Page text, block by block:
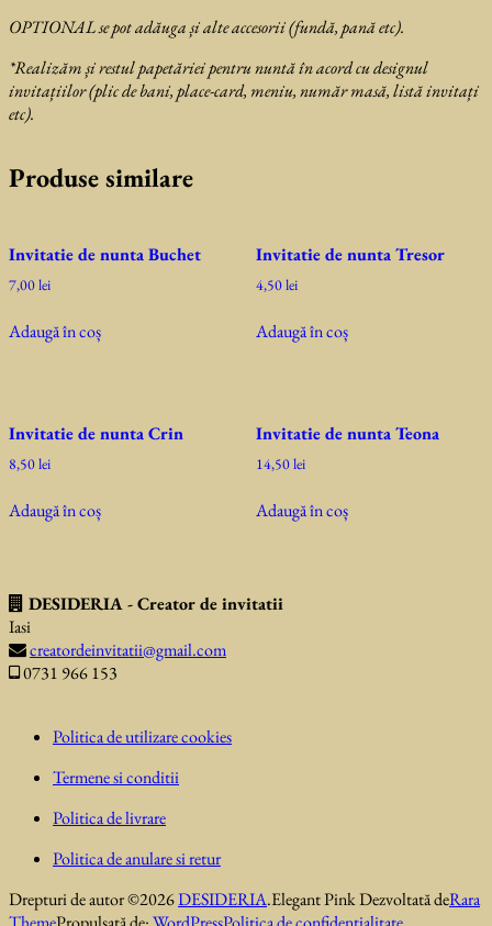
OPTIONAL se pot adăuga și alte accesorii (fundă, pană etc).
*Realizăm și restul papetăriei pentru nuntă în acord cu designul
invitațiilor (plic de bani, place-card, meniu, număr masă, listă invitați
etc).
Produse similare
Invitatie de nunta Buchet
7,00lei
Adaugă în coș
Invitatie de nunta Tresor
4,50lei
Adaugă în coș
Invitatie de nunta Crin
8,50lei
Adaugă în coș
Invitatie de nunta Teona
14,50lei
Adaugă în coș
DESIDERIA - Creator de invitatii
Iasi
creatordeinvitatii@gmail.com
0731 966 153
Politica de utilizare cookies
Termene si conditii
Politica de livrare
Politica de anulare si retur
Drepturi de autor ©2026DESIDERIA.Elegant PinkDezvoltată deRara